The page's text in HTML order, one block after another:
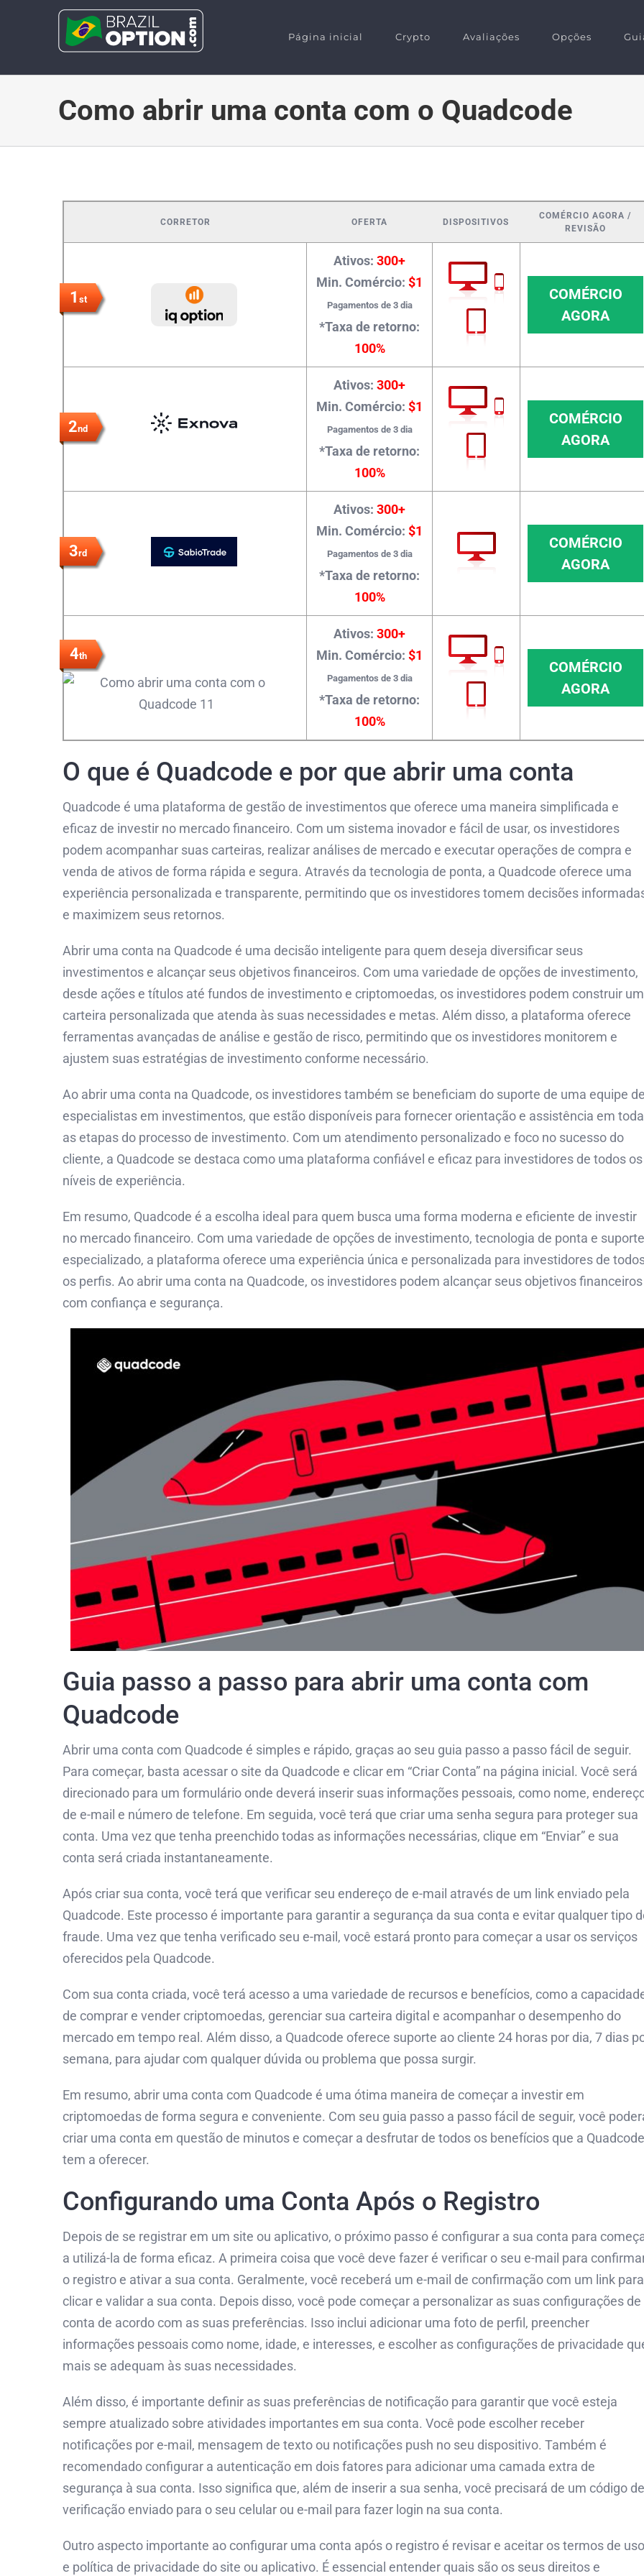
Página inicial Crypto Avaliações Opções
Como abrir uma conta com o Quadcode
CORRETOR OFERTA DISPOSITIVOS
COMÉRCIO AGORA /
REVISÃO
1st
Ativos: 300+
Min. Comércio: $1
Pagamentos de 3 dia
*Taxa de retorno:
100%
COMÉRCIO
AGORA
2nd
Ativos: 300+
Min. Comércio: $1
Pagamentos de 3 dia
*Taxa de retorno:
100%
COMÉRCIO
AGORA
3rd
Ativos: 300+
Min. Comércio: $1
Pagamentos de 3 dia
*Taxa de retorno:
100%
COMÉRCIO
AGORA
4th
Ativos: 300+
Min. Comércio: $1
Pagamentos de 3 dia
*Taxa de retorno:
100%
COMÉRCIO
AGORA
O que é Quadcode e por que abrir uma conta
Quadcode é uma plataforma de gestão de investimentos que oferece uma maneira simplificada e
eficaz de investir no mercado financeiro. Com um sistema inovador e fácil de usar, os investidores
podem acompanhar suas carteiras, realizar análises de mercado e executar operações de compra e
venda de ativos de forma rápida e segura. Através da tecnologia de ponta, a Quadcode oferece uma
experiência personalizada e transparente, permitindo que os investidores tomem decisões
e maximizem seus retornos.
Abrir uma conta na Quadcode é uma decisão inteligente para quem deseja diversificar seus
investimentos e alcançar seus objetivos financeiros. Com uma variedade de opções de investimento,
desde ações e títulos até fundos de investimento e criptomoedas, os investidores podem construir
carteira personalizada que atenda às suas necessidades e metas. Além disso, a plataforma oferece
ferramentas avançadas de análise e gestão de risco, permitindo que os investidores monitorem e
ajustem suas estratégias de investimento conforme necessário.
Ao abrir uma conta na Quadcode, os investidores também se beneficiam do suporte de uma equipe
especialistas em investimentos, que estão disponíveis para fornecer orientação e assistência em
as etapas do processo de investimento. Com um atendimento personalizado e foco no sucesso do
cliente, a Quadcode se destaca como uma plataforma confiável e eficaz para investidores de todos os
níveis de experiência.
Em resumo, Quadcode é a escolha ideal para quem busca uma forma moderna e eficiente de investir
no mercado financeiro. Com uma variedade de opções de investimento, tecnologia de ponta e suporte
especializado, a plataforma oferece uma experiência única e personalizada para investidores de
os perfis. Ao abrir uma conta na Quadcode, os investidores podem alcançar seus objetivos financeiros
com confiança e segurança.
Guia passo a passo para abrir uma conta com
Quadcode
Abrir uma conta com Quadcode é simples e rápido, graças ao seu guia passo a passo fácil de seguir.
Para começar, basta acessar o site da Quadcode e clicar em “Criar Conta” na página inicial. Você será
direcionado para um formulário onde deverá inserir suas informações pessoais, como nome,
de e-mail e número de telefone. Em seguida, você terá que criar uma senha segura para proteger sua
conta. Uma vez que tenha preenchido todas as informações necessárias, clique em “Enviar” e sua
conta será criada instantaneamente.
Após criar sua conta, você terá que verificar seu endereço de e-mail através de um link enviado pela
Quadcode. Este processo é importante para garantir a segurança da sua conta e evitar qualquer tipo
fraude. Uma vez que tenha verificado seu e-mail, você estará pronto para começar a usar os serviços
oferecidos pela Quadcode.
Com sua conta criada, você terá acesso a uma variedade de recursos e benefícios, como a
de comprar e vender criptomoedas, gerenciar sua carteira digital e acompanhar o desempenho do
mercado em tempo real. Além disso, a Quadcode oferece suporte ao cliente 24 horas por dia, 7 dias
semana, para ajudar com qualquer dúvida ou problema que possa surgir.
Em resumo, abrir uma conta com Quadcode é uma ótima maneira de começar a investir em
criptomoedas de forma segura e conveniente. Com seu guia passo a passo fácil de seguir, você
criar uma conta em questão de minutos e começar a desfrutar de todos os benefícios que a Quadcode
tem a oferecer.
Configurando uma Conta Após o Registro
Depois de se registrar em um site ou aplicativo, o próximo passo é configurar a sua conta para
a utilizá-la de forma eficaz. A primeira coisa que você deve fazer é verificar o seu e-mail para
o registro e ativar a sua conta. Geralmente, você receberá um e-mail de confirmação com um link para
clicar e validar a sua conta. Depois disso, você pode começar a personalizar as suas configurações de
conta de acordo com as suas preferências. Isso inclui adicionar uma foto de perfil, preencher
informações pessoais como nome, idade, e interesses, e escolher as configurações de privacidade
mais se adequam às suas necessidades.
Além disso, é importante definir as suas preferências de notificação para garantir que você esteja
sempre atualizado sobre atividades importantes em sua conta. Você pode escolher receber
notificações por e-mail, mensagem de texto ou notificações push no seu dispositivo. Também é
recomendado configurar a autenticação em dois fatores para adicionar uma camada extra de
segurança à sua conta. Isso significa que, além de inserir a sua senha, você precisará de um código de
verificação enviado para o seu celular ou e-mail para fazer login na sua conta.
Outro aspecto importante ao configurar uma conta após o registro é revisar e aceitar os termos de uso
e política de privacidade do site ou aplicativo. É essencial entender quais são os seus direitos e